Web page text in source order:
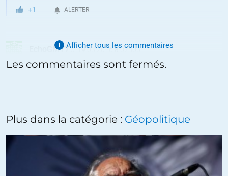
+1 ALERTER
EchoGMT7//19.03.2016 à 02h03
Nouvelle campagne de com hollywoodienne pour bisounours.
Le Canada vu ses grands espaces peut se permettre des générosités
Avec 3,6 hab/km² et 7% de chômage, l’immigration CHOISIE est une
aubaine. Ce sont d’ailleurs des familles qui sont accueillies, car elles
sont plus faciles à intégrer que le « tout-venant » circulant en Europe.
Pour le reste, c’est de l’emballage cadeau rose bonbon et teneur en
Afficher tous les commentaires
Les commentaires sont fermés.
Plus dans la catégorie : Géopolitique